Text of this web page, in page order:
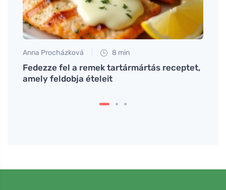
Anna Procházková 8 min
Fedezze fel a remek tartármártás receptet,
amely feldobja ételeit